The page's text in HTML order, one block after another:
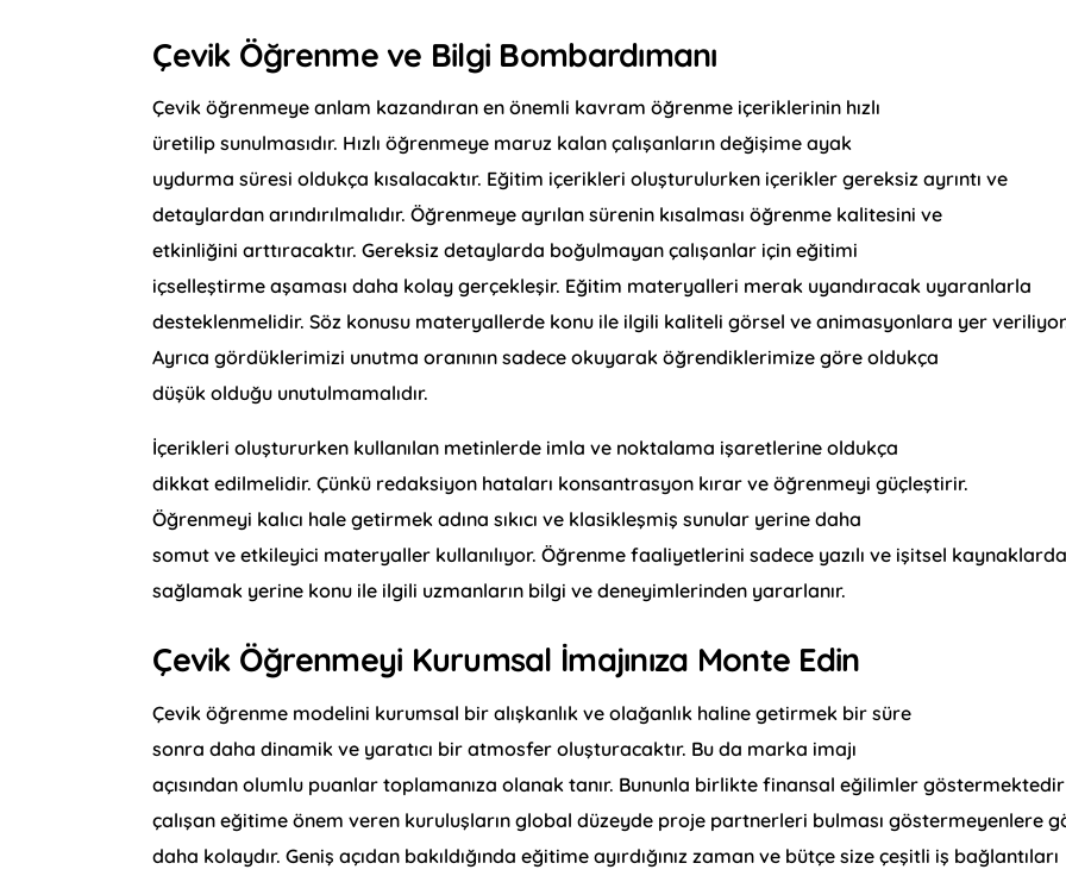
Çevik Öğrenme ve Bilgi Bombardımanı
Çevik öğrenmeye anlam kazandıran en önemli kavram öğrenme içeriklerinin hızlı
üretilip sunulmasıdır. Hızlı öğrenmeye maruz kalan çalışanların değişime ayak
uydurma süresi oldukça kısalacaktır. Eğitim içerikleri oluşturulurken içerikler gereksiz ayrıntı ve
detaylardan arındırılmalıdır. Öğrenmeye ayrılan sürenin kısalması öğrenme kalitesini ve
etkinliğini arttıracaktır. Gereksiz detaylarda boğulmayan çalışanlar için eğitimi
içselleştirme aşaması daha kolay gerçekleşir. Eğitim materyalleri merak uyandıracak uyaranlarla
desteklenmelidir. Söz konusu materyallerde konu ile ilgili kaliteli görsel ve animasyonlara yer
Ayrıca gördüklerimizi unutma oranının sadece okuyarak öğrendiklerimize göre oldukça
düşük olduğu unutulmamalıdır.
İçerikleri oluştururken kullanılan metinlerde imla ve noktalama işaretlerine oldukça
dikkat edilmelidir. Çünkü redaksiyon hataları konsantrasyon kırar ve öğrenmeyi güçleştirir.
Öğrenmeyi kalıcı hale getirmek adına sıkıcı ve klasikleşmiş sunular yerine daha
somut ve etkileyici materyaller kullanılıyor. Öğrenme faaliyetlerini sadece yazılı ve işitsel
sağlamak yerine konu ile ilgili uzmanların bilgi ve deneyimlerinden yararlanır.
Çevik Öğrenmeyi Kurumsal İmajınıza Monte Edin
Çevik öğrenme modelini kurumsal bir alışkanlık ve olağanlık haline getirmek bir süre
sonra daha dinamik ve yaratıcı bir atmosfer oluşturacaktır. Bu da marka imajı
açısından olumlu puanlar toplamanıza olanak tanır. Bununla birlikte finansal eğilimler
çalışan eğitime önem veren kuruluşların global düzeyde proje partnerleri bulması göstermeyenlere
daha kolaydır. Geniş açıdan bakıldığında eğitime ayırdığınız zaman ve bütçe size çeşitli iş bağlantıları